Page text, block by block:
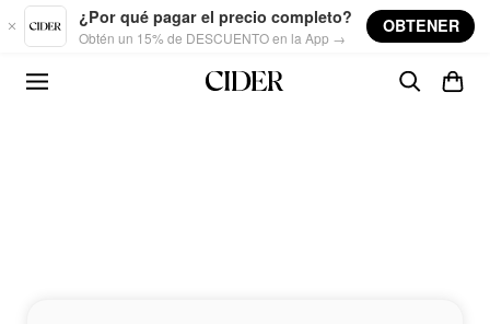
Skip to main content
¿Por qué pagar el precio completo?
Obtén un 15% de DESCUENTO en la App →
OBTENER